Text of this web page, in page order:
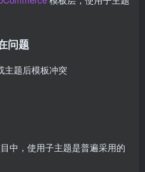
问题
主题后模板冲突
中，使用子主题是普遍采用的